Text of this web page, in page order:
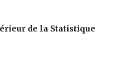
de la Statistique